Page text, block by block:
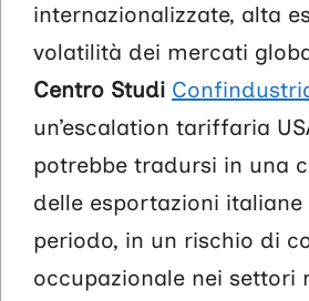
internazionalizzate, alta
volatilità dei mercati
Centro Studi
un’escalation tariffaria
potrebbe tradursi in una
delle esportazioni italiane
periodo, in un rischio di
occupazionale nei settori